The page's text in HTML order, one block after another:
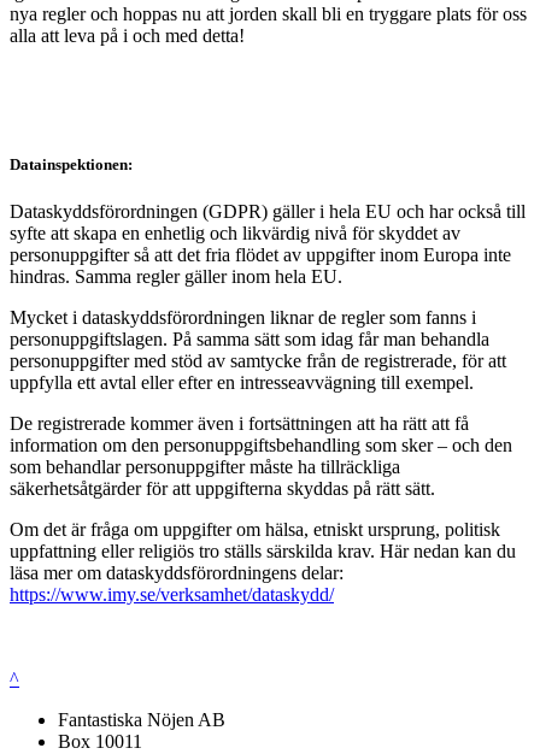
nya regler och hoppas nu att jorden skall bli en tryggare plats för oss
alla att leva på i och med detta!
Datainspektionen:
Dataskyddsförordningen (GDPR) gäller i hela EU och har också till
syfte att skapa en enhetlig och likvärdig nivå för skyddet av
personuppgifter så att det fria flödet av uppgifter inom Europa inte
hindras. Samma regler gäller inom hela EU.
Mycket i dataskyddsförordningen liknar de regler som fanns i
personuppgiftslagen. På samma sätt som idag får man behandla
personuppgifter med stöd av samtycke från de registrerade, för att
uppfylla ett avtal eller efter en intresseavvägning till exempel.
De registrerade kommer även i fortsättningen att ha rätt att få
information om den personuppgiftsbehandling som sker – och den
som behandlar personuppgifter måste ha tillräckliga
säkerhetsåtgärder för att uppgifterna skyddas på rätt sätt.
Om det är fråga om uppgifter om hälsa, etniskt ursprung, politisk
uppfattning eller religiös tro ställs särskilda krav. Här nedan kan du
läsa mer om dataskyddsförordningens delar:
https://www.imy.se/verksamhet/dataskydd/
^
Fantastiska Nöjen AB
Box 10011